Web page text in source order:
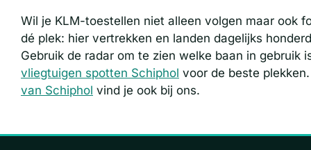
Wil je KLM-toestellen niet alleen volgen maar ook
dé plek: hier vertrekken en landen dagelijks
Gebruik de radar om te zien welke baan in gebruik
vliegtuigen spotten Schiphol voor de beste
van Schiphol vind je ook bij ons.